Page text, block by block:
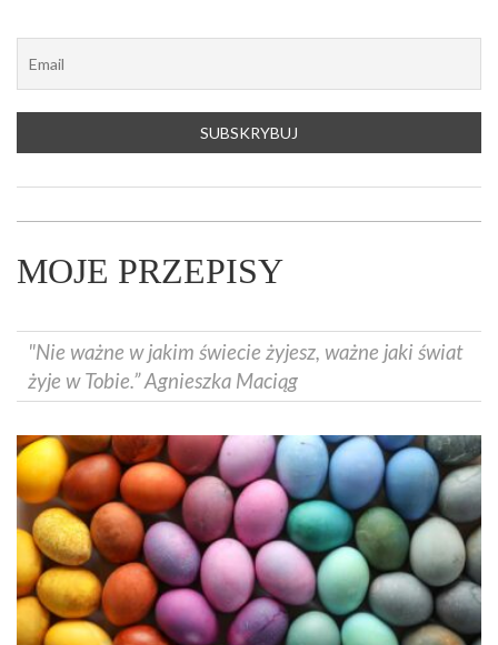
MOJE PRZEPISY
"Nie ważne w jakim świecie żyjesz, ważne jaki świat
żyje w Tobie.” Agnieszka Maciąg